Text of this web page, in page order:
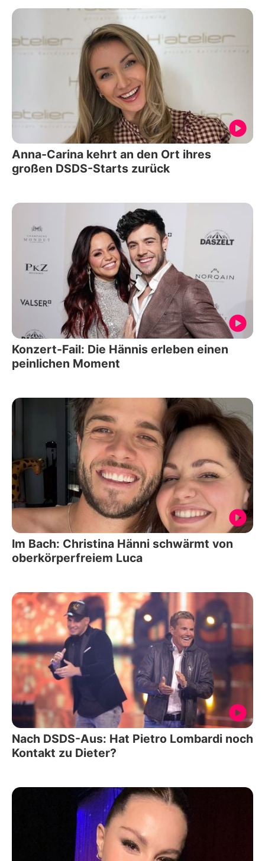
Anna-Carina kehrt an den Ort ihres
großen DSDS-Starts zurück
Konzert-Fail: Die Hännis erleben einen
peinlichen Moment
Im Bach: Christina Hänni schwärmt von
oberkörperfreiem Luca
Nach DSDS-Aus: Hat Pietro Lombardi noch
Kontakt zu Dieter?